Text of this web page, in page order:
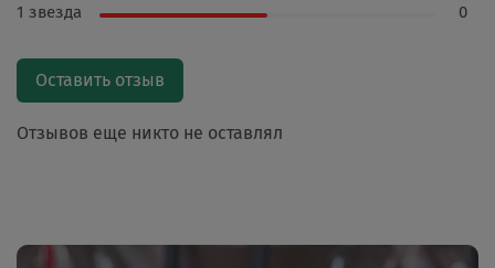
Отзывов еще никто не оставлял
1 звезда
0
Оставить отзыв